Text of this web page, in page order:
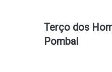
Terço dos
Pombal